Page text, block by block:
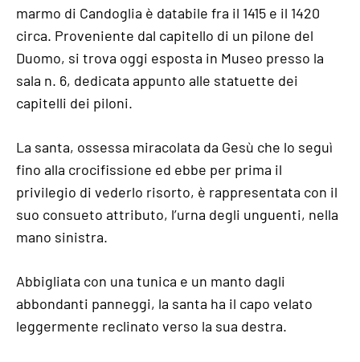
marmo di Candoglia è databile fra il 1415 e il 1420
circa. Proveniente dal capitello di un pilone del
Duomo, si trova oggi esposta in Museo presso la
sala n. 6, dedicata appunto alle statuette dei
capitelli dei piloni.
La santa, ossessa miracolata da Gesù che lo seguì
fino alla crocifissione ed ebbe per prima il
privilegio di vederlo risorto, è rappresentata con il
suo consueto attributo, l’urna degli unguenti, nella
mano sinistra.
Abbigliata con una tunica e un manto dagli
abbondanti panneggi, la santa ha il capo velato
leggermente reclinato verso la sua destra.